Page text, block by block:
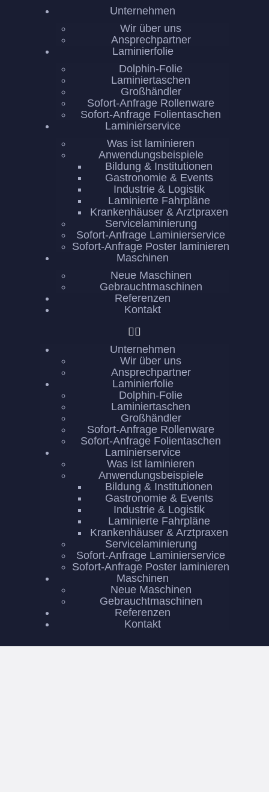
Unternehmen
Wir über uns
Ansprechpartner
Laminierfolie
Dolphin-Folie
Laminiertaschen
Großhändler
Sofort-Anfrage Rollenware
Sofort-Anfrage Folientaschen
Laminierservice
Was ist laminieren
Anwendungsbeispiele
Bildung & Institutionen
Gastronomie & Events
Industrie & Logistik
Laminierte Fahrpläne
Krankenhäuser & Arztpraxen
Servicelaminierung
Sofort-Anfrage Laminierservice
Sofort-Anfrage Poster laminieren
Maschinen
Neue Maschinen
Gebrauchtmaschinen
Referenzen
Kontakt
Unternehmen
Wir über uns
Ansprechpartner
Laminierfolie
Dolphin-Folie
Laminiertaschen
Großhändler
Sofort-Anfrage Rollenware
Sofort-Anfrage Folientaschen
Laminierservice
Was ist laminieren
Anwendungsbeispiele
Bildung & Institutionen
Gastronomie & Events
Industrie & Logistik
Laminierte Fahrpläne
Krankenhäuser & Arztpraxen
Servicelaminierung
Sofort-Anfrage Laminierservice
Sofort-Anfrage Poster laminieren
Maschinen
Neue Maschinen
Gebrauchtmaschinen
Referenzen
Kontakt
UNTERNEHMEN
LAMINIERFOLIE
LAMINIERSERVICE
MASCHINEN
REFERENZEN
KONTAKT